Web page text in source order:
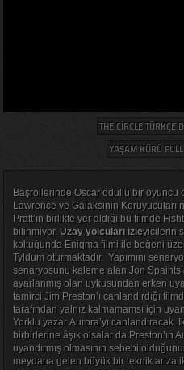
THE CIRCLE TÜRKÇE
YAŞAM KÜRÜ
Başrollerinde Oscar ödüllü bir oyuncu
Lawrence ve Galaksinin
Pratt’ın birlikte yer aldığı bu filmde
bilinmiyor. Uzay yolcuları izleyicilerin
koltuğunda Enigma filmi ile beğeni
Tyldum oturmaktadır. Yapımını
senaryosunu kaleme alan Jon
ayarlanmış olan uykusundan erken
tamirci Jim Preston’ı canlandırdığı
tarafından yalnız kalmamamsı için
Yorklu yazar Aurora’yı
birbirlerine âşık olsalar da Preston’ın
uyandırmış olmasının sebebi
meydana gelen büyük bir teknik arıza